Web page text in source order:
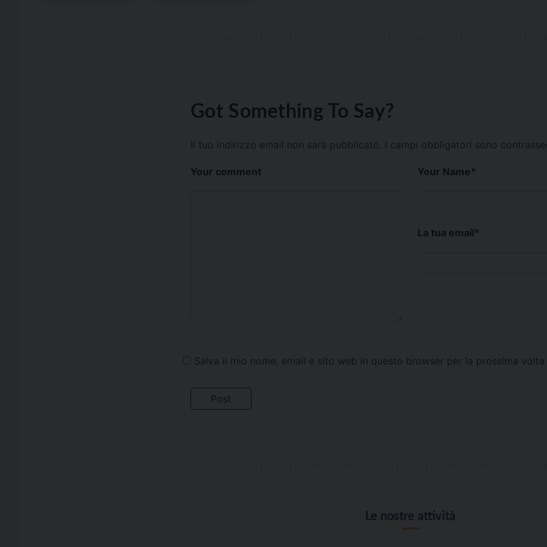
Got Something To Say?
Il tuo indirizzo email non sarà pubblicato. I campi obbligatori sono
Your comment Your Name*
La tua email*
Salva il mio nome, email e sito web in questo browser per la prossima
Le nostre attività